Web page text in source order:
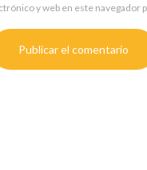
y web en este navegador